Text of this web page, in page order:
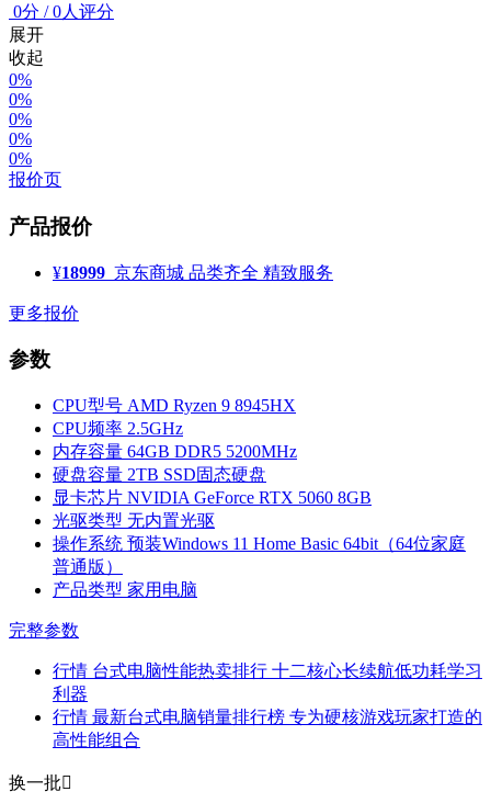
0分 /0人评分
展开
收起
0%
0%
0%
0%
0%
报价页
产品报价
¥18999 京东商城 品类齐全 精致服务
更多报价
参数
CPU型号 AMD Ryzen 9 8945HX
CPU频率 2.5GHz
内存容量 64GB DDR5 5200MHz
硬盘容量 2TB SSD固态硬盘
显卡芯片 NVIDIA GeForce RTX 5060 8GB
光驱类型 无内置光驱
操作系统 预装Windows 11 Home Basic 64bit（64位家庭
普通版）
产品类型 家用电脑
完整参数
行情 台式电脑性能热卖排行 十二核心长续航低功耗学习
利器
行情 最新台式电脑销量排行榜 专为硬核游戏玩家打造的
高性能组合
换一批